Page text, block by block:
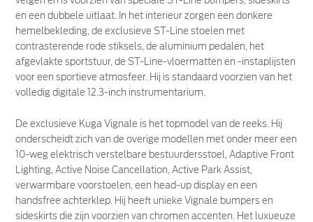
en een dubbele uitlaat. In het interieur zorgen een donkere
hemelbekleding, de exclusieve ST-Line stoelen met
contrasterende rode stiksels, de aluminium pedalen, het
afgevlakte sportstuur, de ST-Line-vloermatten en -instaplijsten
voor een sportieve atmosfeer. Hij is standaard voorzien van het
volledig digitale 12.3-inch instrumentarium.
De exclusieve Kuga Vignale is het topmodel van de reeks. Hij
onderscheidt zich van de overige modellen met onder meer een
10-weg elektrisch verstelbare bestuurdersstoel, Adaptive Front
Lighting, Active Noise Cancellation, Active Park Assist,
verwarmbare voorstoelen, een head-up display en een
handsfree achterklep. Hij heeft unieke Vignale bumpers en
sideskirts die zijn voorzien van chromen accenten. Het luxueuze